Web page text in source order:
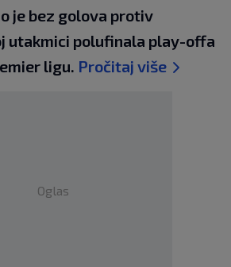
je bez golova protiv
utakmici polufinala play-offa
ligu. Pročitaj više
Oglas